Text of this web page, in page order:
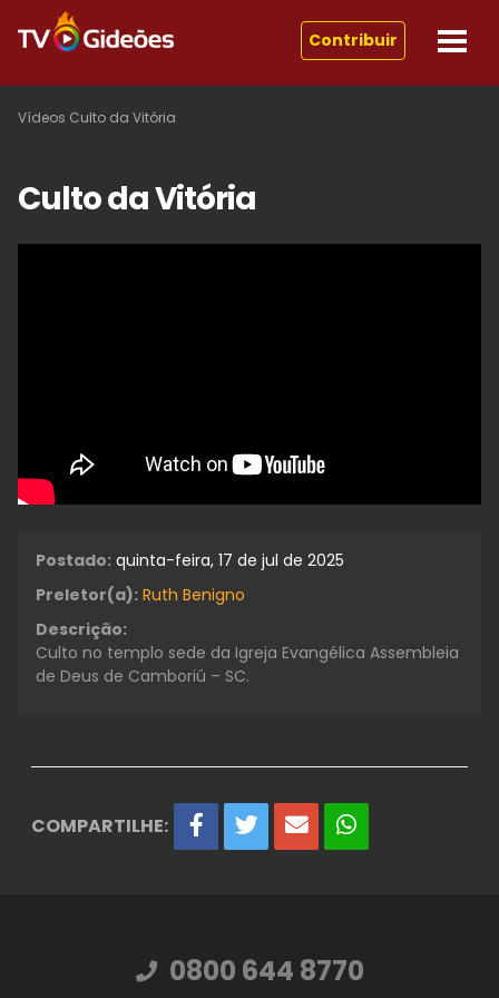
Contribuir
Vídeos Culto da Vitória
Culto da Vitória
Postado: quinta-feira, 17 de jul de 2025
Preletor(a): Ruth Benigno
Descrição:
Culto no templo sede da Igreja Evangélica Assembleia
de Deus de Camboriú – SC.
COMPARTILHE:
0800 644 8770